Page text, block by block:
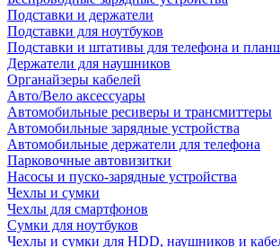
Подставки и держатели
Подставки для ноутбуков
Подставки и штативы для телефона и
Держатели для наушников
Органайзеры кабелей
Авто/Вело аксессуары
Автомобильные ресиверы и трансмиттеры
Автомобильные зарядные устройства
Автомобильные держатели для телефона
Парковочные автовизитки
Насосы и пуско-зарядные устройства
Чехлы и сумки
Чехлы для смартфонов
Сумки для ноутбуков
Чехлы и сумки для HDD, наушников и